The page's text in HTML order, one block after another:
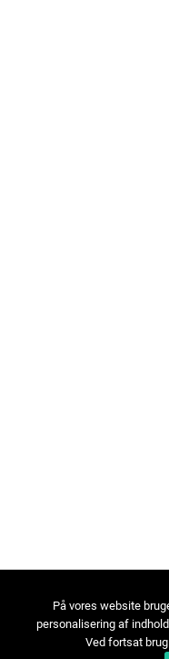
På vores website
personalisering af
Ved fortsat